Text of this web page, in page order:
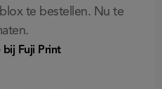
te bestellen. Nu te
Fuji Print